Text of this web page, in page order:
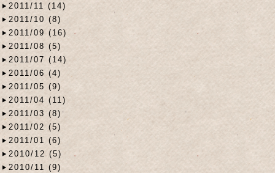
2011/11 (14)
2011/10 (8)
2011/09 (16)
2011/08 (5)
2011/07 (14)
2011/06 (4)
2011/05 (9)
2011/04 (11)
2011/03 (8)
2011/02 (5)
2011/01 (6)
2010/12 (5)
2010/11 (9)